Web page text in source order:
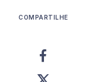
COMPARTILHE